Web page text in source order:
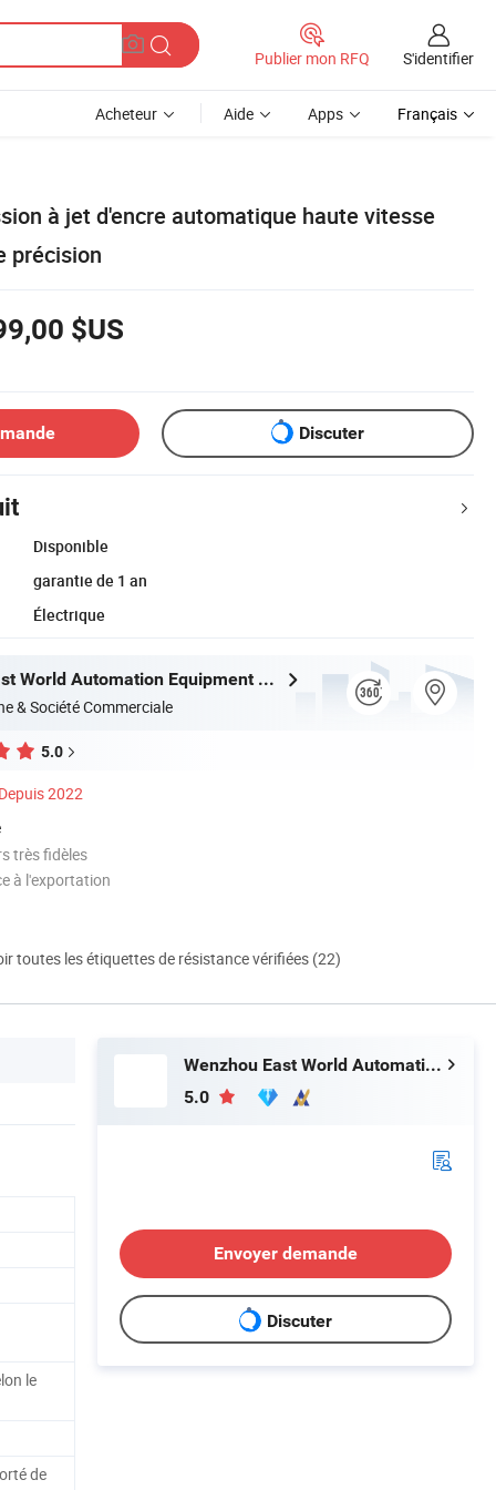
Publier mon RFQ S'identifier
Acheteur Aide Apps Français
à jet d'encre automatique haute vitesse
précision
$US
Discuter
Disponible
garantie de 1 an
Électrique
Wenzhou East World Automation Equipment Co., Ltd.
& Société Commerciale
5.0
2022
très fidèles
à l'exportation
toutes les étiquettes de résistance vérifiées (22)
le
de
Wenzhou East World Automation Equipment Co., Ltd.
5.0
Envoyer demande
Discuter